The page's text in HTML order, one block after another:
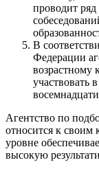
проводит ряд
В
Федерации
участвовать
Агентство по
относится к
уровне
высокую